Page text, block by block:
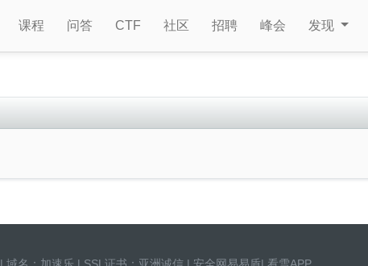
课程 问答 CTF 社区 招聘 峰会 发现
| 域名： 加速乐 | SSL证书： 亚洲诚信 | 安全网易易盾| 看雪APP